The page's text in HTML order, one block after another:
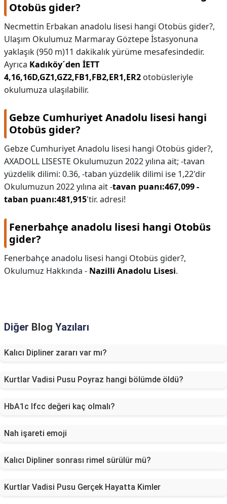
Otobüs gider?
Necmettin Erbakan anadolu lisesi hangi Otobüs gider?,
Ulaşım Okulumuz Marmaray Göztepe İstasyonuna
yaklaşık (950 m)11 dakikalık yürüme mesafesindedir.
Ayrıca Kadıköy´den İETT
4,16,16D,GZ1,GZ2,FB1,FB2,ER1,ER2 otobüsleriyle
okulumuza ulaşılabilir.
Gebze Cumhuriyet Anadolu lisesi hangi
Otobüs gider?
Gebze Cumhuriyet Anadolu lisesi hangi Otobüs gider?,
AXADOLL LISESTE Okulumuzun 2022 yılına ait; -tavan
yüzdelik dilimi: 0.36, -taban yüzdelik dilimi ise 1,22'dir
Okulumuzun 2022 yılına ait -tavan puanı:467,099 -
taban puanı:481,915'tir. adresi!
Fenerbahçe anadolu lisesi hangi Otobüs
gider?
Fenerbahçe anadolu lisesi hangi Otobüs gider?,
Okulumuz Hakkında - Nazilli Anadolu Lisesi.
Diğer Blog Yazıları
Kalıcı Dipliner zararı var mı?
Kurtlar Vadisi Pusu Poyraz hangi bölümde öldü?
HbA1c Ifcc değeri kaç olmalı?
Nah işareti emoji
Kalıcı Dipliner sonrası rimel sürülür mü?
Kurtlar Vadisi Pusu Gerçek Hayatta Kimler